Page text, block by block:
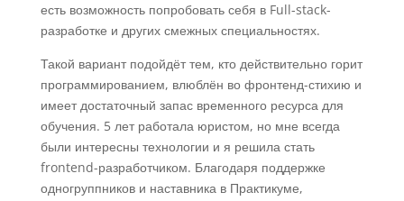
есть возможность попробовать себя в Full-stack-
разработке и других смежных специальностях.
Такой вариант подойдёт тем, кто действительно горит
программированием, влюблён во фронтенд-стихию и
имеет достаточный запас временного ресурса для
обучения. 5 лет работала юристом, но мне всегда
были интересны технологии и я решила стать
frontend-разработчиком. Благодаря поддержке
одногруппников и наставника в Практикуме,